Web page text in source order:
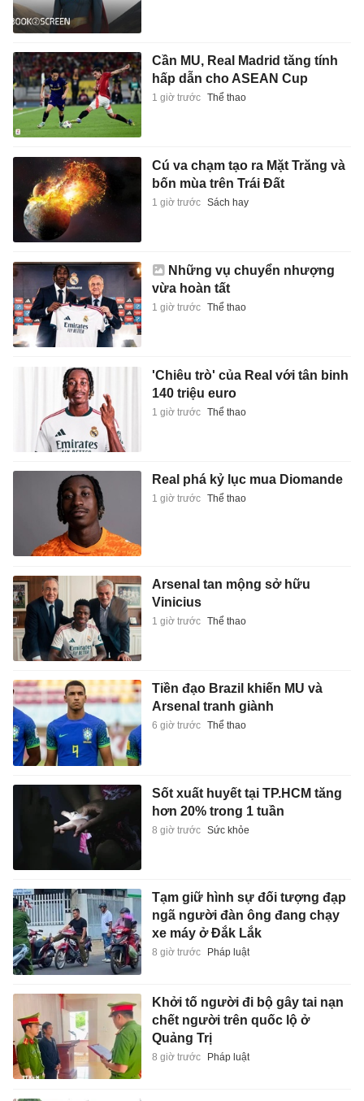
Cần MU, Real Madrid tăng tính
hấp dẫn cho ASEAN Cup
1 giờ trước Thể thao
Cú va chạm tạo ra Mặt Trăng và
bốn mùa trên Trái Đất
1 giờ trước Sách hay
Những vụ chuyển nhượng
vừa hoàn tất
1 giờ trước Thể thao
'Chiêu trò' của Real với tân binh
140 triệu euro
1 giờ trước Thể thao
Real phá kỷ lục mua Diomande
1 giờ trước Thể thao
Arsenal tan mộng sở hữu
Vinicius
1 giờ trước Thể thao
Tiền đạo Brazil khiến MU và
Arsenal tranh giành
6 giờ trước Thể thao
Sốt xuất huyết tại TP.HCM tăng
hơn 20% trong 1 tuần
8 giờ trước Sức khỏe
Tạm giữ hình sự đối tượng đạp
ngã người đàn ông đang chạy
xe máy ở Đắk Lắk
8 giờ trước Pháp luật
Khởi tố người đi bộ gây tai nạn
chết người trên quốc lộ ở
Quảng Trị
8 giờ trước Pháp luật